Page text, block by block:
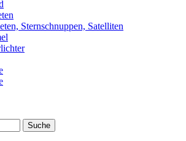
Sternschnuppen, Satelliten